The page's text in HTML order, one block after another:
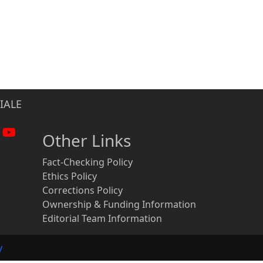
Other Links
Fact-Checking Policy
Ethics Policy
Corrections Policy
Ownership & Funding Information
Editorial Team Information